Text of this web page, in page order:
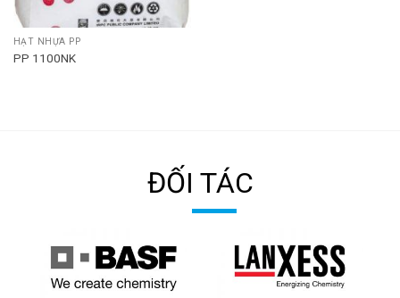
HẠT NHỰA PP
PP 1100NK
ĐỐI TÁC